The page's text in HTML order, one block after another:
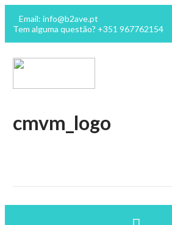
Email: info@b2ave.pt
Tem alguma questão? +351 967762154
cmvm_logo